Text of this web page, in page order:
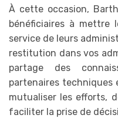
À cette occasion,
bénéficiaires à mettre
service de leurs
restitution dans vos
partage des
partenaires techniques
mutualiser les efforts,
faciliter la prise de